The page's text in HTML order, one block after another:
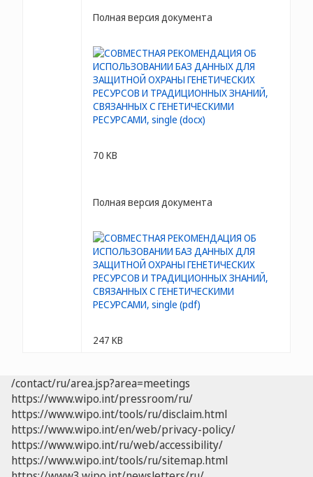
Полная версия документа
70 KB
Полная версия документа
247 KB
/contact/ru/area.jsp?area=meetings
https://www.wipo.int/pressroom/ru/
https://www.wipo.int/tools/ru/disclaim.html
https://www.wipo.int/en/web/privacy-policy/
https://www.wipo.int/ru/web/accessibility/
https://www.wipo.int/tools/ru/sitemap.html